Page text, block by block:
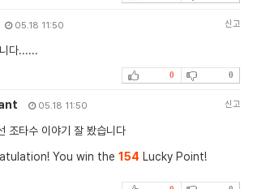
05.18 11:50 신고
다......
0 0
05.18 11:50 신고
조타수 이야기 잘 봤습니다
You win the 154 Lucky Point!